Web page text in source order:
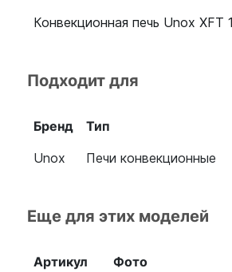
Конвекционная печь Unox XFT
Подходит для
Бренд Тип
Unox
Печи конвекционные
Еще для этих моделей
Артикул Фото